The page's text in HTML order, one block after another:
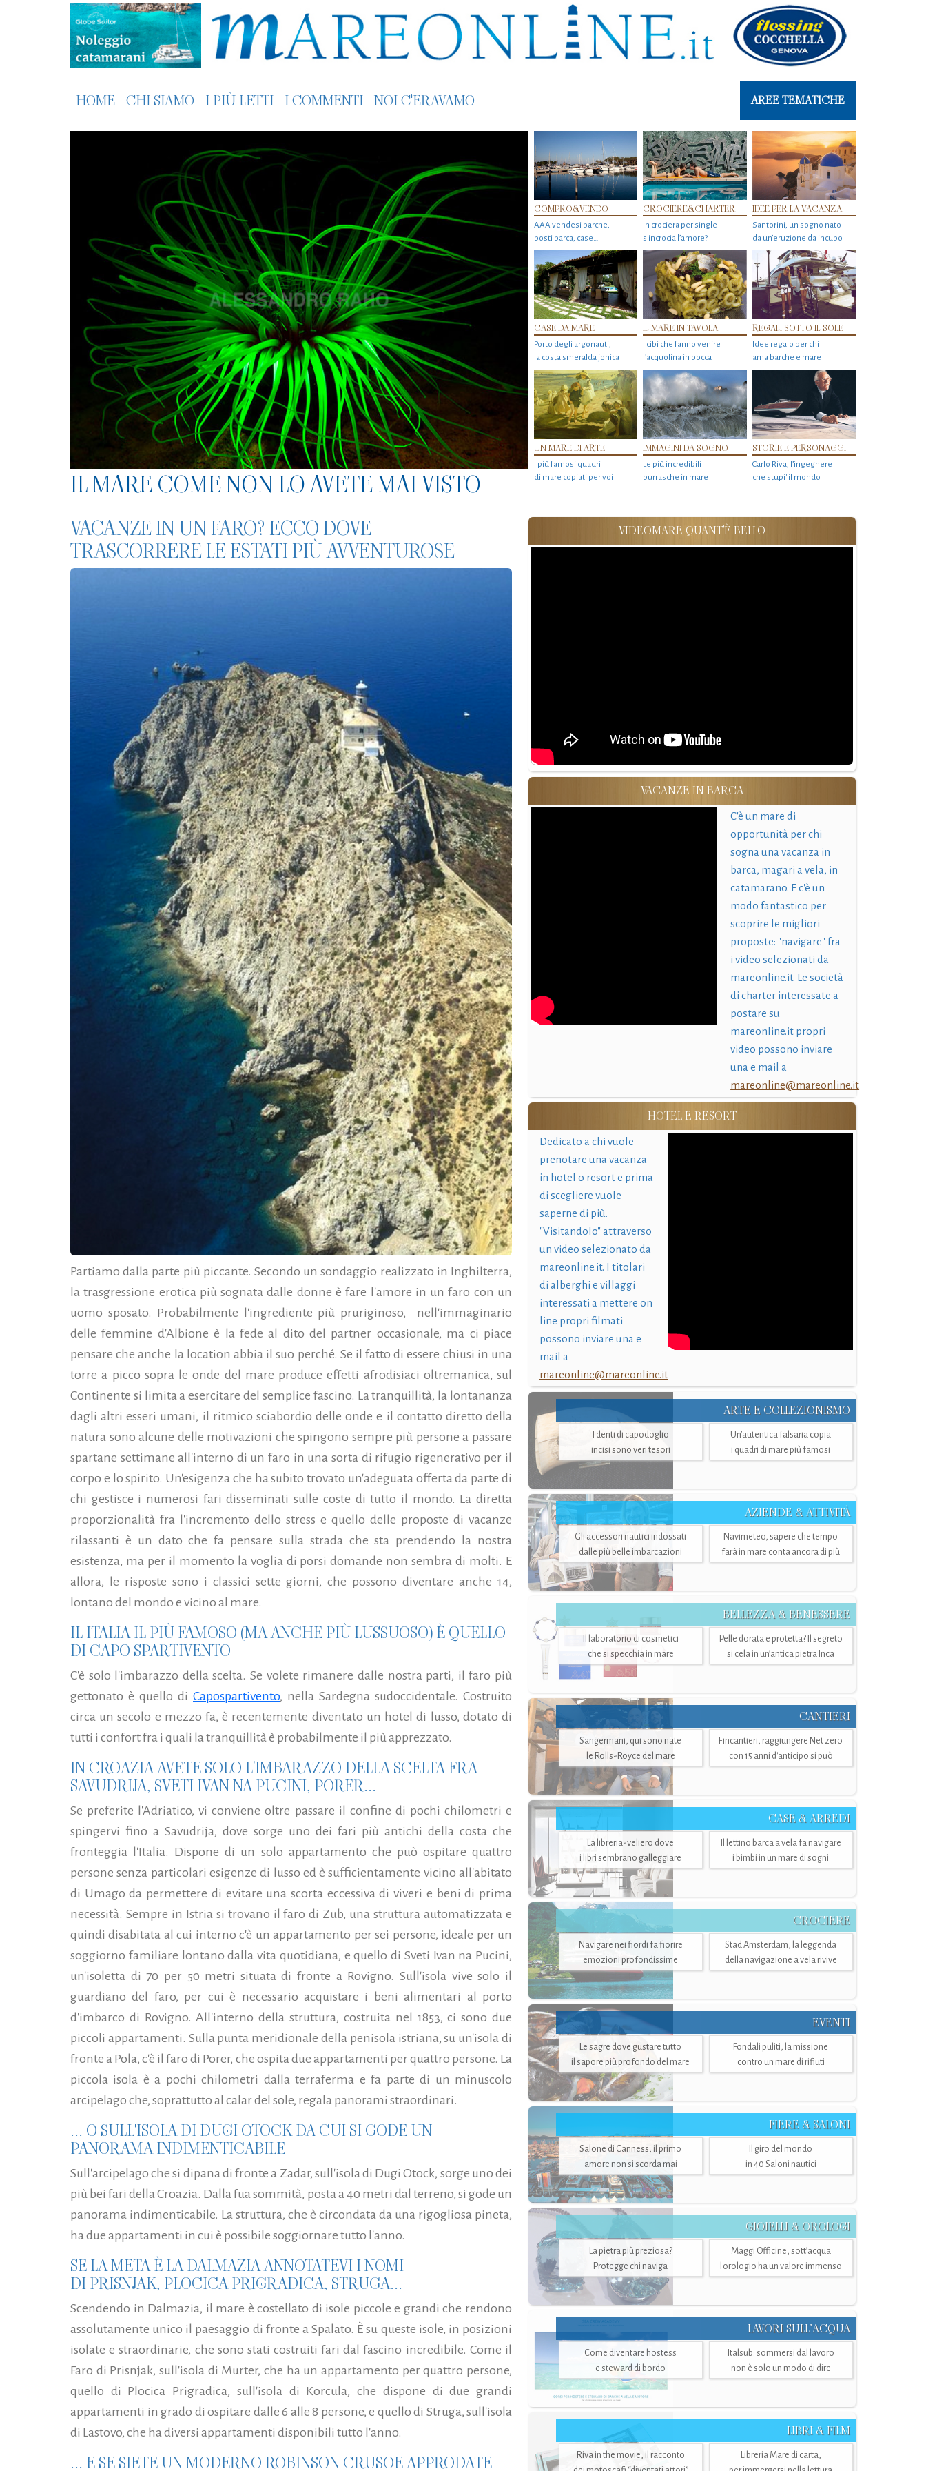
HOME CHI SIAMO I PIÙ LETTI I COMMENTI NOI C'ERAVAMO AREE TEMATICHE
IL MARE COME NON LO AVETE MAI VISTO
COMPRO&VENDO
AAA vendesi barche,
posti barca, case…
CROCIERE&CHARTER
In crociera per single
s'incrocia l’amore?
IDEE PER LA VACANZA
Santorini, un sogno nato
da un’eruzione da incubo
CASE DA MARE
Porto degli argonauti,
la costa smeralda jonica
IL MARE IN TAVOLA
I cibi che fanno venire
l’acquolina in bocca
REGALI SOTTO IL SOLE
Idee regalo per chi
ama barche e mare
UN MARE DI ARTE
I più famosi quadri
di mare copiati per voi
IMMAGINI DA SOGNO
Le più incredibili
burrasche in mare
STORIE E PERSONAGGI
Carlo Riva, l’ingegnere
che stupi' il mondo
VACANZE IN UN FARO? ECCO DOVE
TRASCORRERE LE ESTATI PIÙ AVVENTUROSE
Partiamo dalla parte più piccante. Secondo un sondaggio realizzato in Inghilterra,
la trasgressione erotica più sognata dalle donne è fare l'amore in un faro con un
uomo sposato. Probabilmente l'ingrediente più pruriginoso, nell'immaginario
delle femmine d'Albione è la fede al dito del partner occasionale, ma ci piace
pensare che anche la location abbia il suo perché. Se il fatto di essere chiusi in una
torre a picco sopra le onde del mare produce effetti afrodisiaci oltremanica, sul
Continente si limita a esercitare del semplice fascino. La tranquillità, la lontananza
dagli altri esseri umani, il ritmico sciabordio delle onde e il contatto diretto della
natura sono alcune delle motivazioni che spingono sempre più persone a passare
spartane settimane all'interno di un faro in una sorta di rifugio rigenerativo per il
corpo e lo spirito. Un'esigenza che ha subito trovato un'adeguata offerta da parte di
chi gestisce i numerosi fari disseminati sulle coste di tutto il mondo. La diretta
proporzionalità fra l'incremento dello stress e quello delle proposte di vacanze
rilassanti è un dato che fa pensare sulla strada che sta prendendo la nostra
esistenza, ma per il momento la voglia di porsi domande non sembra di molti. E
allora, le risposte sono i classici sette giorni, che possono diventare anche 14,
lontano del mondo e vicino al mare.
IL ITALIA IL PIÙ FAMOSO (MA ANCHE PIÙ LUSSUOSO) È QUELLO
DI CAPO SPARTIVENTO
C'è solo l'imbarazzo della scelta. Se volete rimanere dalle nostra parti, il faro più
gettonato è quello di Capospartivento, nella Sardegna sudoccidentale. Costruito
circa un secolo e mezzo fa, è recentemente diventato un hotel di lusso, dotato di
tutti i confort fra i quali la tranquillità è probabilmente il più apprezzato.
IN CROAZIA AVETE SOLO L'IMBARAZZO DELLA SCELTA FRA
SAVUDRIJA, SVETI IVAN NA PUCINI, PORER...
Se preferite l'Adriatico, vi conviene oltre passare il confine di pochi chilometri e
spingervi fino a Savudrija, dove sorge uno dei fari più antichi della costa che
fronteggia l'Italia. Dispone di un solo appartamento che può ospitare quattro
persone senza particolari esigenze di lusso ed è sufficientamente vicino all'abitato
di Umago da permettere di evitare una scorta eccessiva di viveri e beni di prima
necessità. Sempre in Istria si trovano il faro di Zub, una struttura automatizzata e
quindi disabitata al cui interno c'è un appartamento per sei persone, ideale per un
soggiorno familiare lontano dalla vita quotidiana, e quello di Sveti Ivan na Pucini,
un'isoletta di 70 per 50 metri situata di fronte a Rovigno. Sull'isola vive solo il
guardiano del faro, per cui è necessario acquistare i beni alimentari al porto
d'imbarco di Rovigno. All'interno della struttura, costruita nel 1853, ci sono due
piccoli appartamenti. Sulla punta meridionale della penisola istriana, su un'isola di
fronte a Pola, c'è il faro di Porer, che ospita due appartamenti per quattro persone. La
piccola isola è a pochi chilometri dalla terraferma e fa parte di un minuscolo
arcipelago che, soprattutto al calar del sole, regala panorami straordinari.
... O SULL'ISOLA DI DUGI OTOCK DA CUI SI GODE UN
PANORAMA INDIMENTICABILE
Sull'arcipelago che si dipana di fronte a Zadar, sull'isola di Dugi Otock, sorge uno dei
più bei fari della Croazia. Dalla fua sommità, posta a 40 metri dal terreno, si gode un
panorama indimenticabile. La struttura, che è circondata da una rigogliosa pineta,
ha due appartamenti in cui è possibile soggiornare tutto l'anno.
SE LA META È LA DALMAZIA ANNOTATEVI I NOMI
DI PRISNJAK, PLOCICA PRIGRADICA, STRUGA...
Scendendo in Dalmazia, il mare è costellato di isole piccole e grandi che rendono
assolutamente unico il paesaggio di fronte a Spalato. È su queste isole, in posizioni
isolate e straordinarie, che sono stati costruiti fari dal fascino incredibile. Come il
Faro di Prisnjak, sull'isola di Murter, che ha un appartamento per quattro persone,
quello di Plocica Prigradica, sull'isola di Korcula, che dispone di due grandi
appartamenti in grado di ospitare dalle 6 alle 8 persone, e quello di Struga, sull'isola
di Lastovo, che ha diversi appartamenti disponibili tutto l'anno.
... E SE SIETE UN MODERNO ROBINSON CRUSOE APPRODATE
VIDEOMARE QUANT'È BELLO
VACANZE IN BARCA
C'è un mare di
opportunità per chi
sogna una vacanza in
barca, magari a vela, in
catamarano. E c'è un
modo fantastico per
scoprire le migliori
proposte: "navigare" fra
i video selezionati da
mareonline.it. Le società
di charter interessate a
postare su
mareonline.it propri
video possono inviare
una e mail a
mareonline@mareonline.it
HOTEL E RESORT
Dedicato a chi vuole
prenotare una vacanza
in hotel o resort e prima
di scegliere vuole
saperne di più.
"Visitandolo" attraverso
un video selezionato da
mareonline.it. I titolari
di alberghi e villaggi
interessati a mettere on
line propri filmati
possono inviare una e
mail a
mareonline@mareonline.it
ARTE E COLLEZIONISMO
I denti di capodoglio
incisi sono veri tesori
Un’autentica falsaria copia
i quadri di mare più famosi
AZIENDE & ATTIVITÀ
Gli accessori nautici indossati
dalle più belle imbarcazioni
Navimeteo, sapere che tempo
farà in mare conta ancora di più
BELLEZZA & BENESSERE
Il laboratorio di cosmetici
che si specchia in mare
Pelle dorata e protetta? Il segreto
si cela in un’antica pietra Inca
CANTIERI
Sangermani, qui sono nate
le Rolls-Royce del mare
Fincantieri, raggiungere Net zero
con 15 anni d'anticipo si può
CASE & ARREDI
La libreria-veliero dove
i libri sembrano galleggiare
Il lettino barca a vela fa navigare
i bimbi in un mare di sogni
CROCIERE
Navigare nei fiordi fa fiorire
emozioni profondissime
Stad Amsterdam, la leggenda
della navigazione a vela rivive
EVENTI
Le sagre dove gustare tutto
il sapore più profondo del mare
Fondali puliti, la missione
contro un mare di rifiuti
FIERE & SALONI
Salone di Canness, il primo
amore non si scorda mai
Il giro del mondo
in 40 Saloni nautici
GIOIELLI & OROLOGI
La pietra più preziosa?
Protegge chi naviga
Maggi Officine, sott’acqua
l'orologio ha un valore immenso
LAVORI SULL’ACQUA
Come diventare hostess
e steward di bordo
Italsub: sommersi dal lavoro
non è solo un modo di dire
LIBRI & FILM
Riva in the movie, il racconto
Libreria Mare di carta,